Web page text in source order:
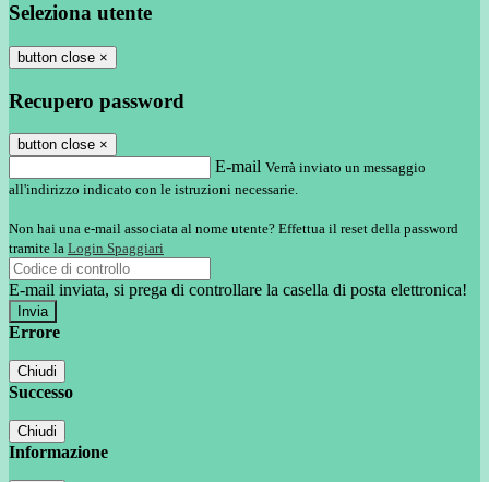
Seleziona utente
button close ×
Recupero password
button close ×
E-mail Verrà inviato un messaggio
all'indirizzo indicato con le istruzioni necessarie.
Non hai una e-mail associata al nome utente? Effettua il reset della password
tramite la Login Spaggiari
E-mail inviata, si prega di controllare la casella di posta elettronica!
Errore
Chiudi
Successo
Chiudi
Informazione